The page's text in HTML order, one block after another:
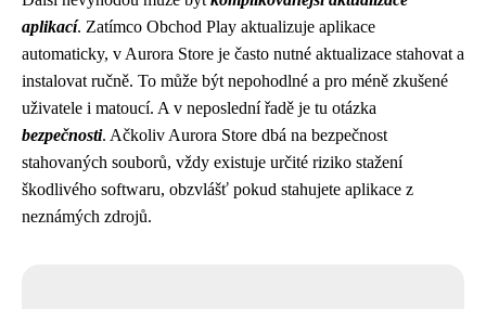
aplikací. Zatímco Obchod Play aktualizuje aplikace
automaticky, v Aurora Store je často nutné aktualizace stahovat a
instalovat ručně. To může být nepohodlné a pro méně zkušené
uživatele i matoucí. A v neposlední řadě je tu otázka
bezpečnosti. Ačkoliv Aurora Store dbá na bezpečnost
stahovaných souborů, vždy existuje určité riziko stažení
škodlivého softwaru, obzvlášť pokud stahujete aplikace z
neznámých zdrojů.